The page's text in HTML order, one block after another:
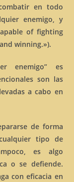
en todo
enemigo, y
of fighting
winning.»).
enemigo” es
son las
a cabo en
de forma
tipo de
es algo
o se defiende.
con eficacia en